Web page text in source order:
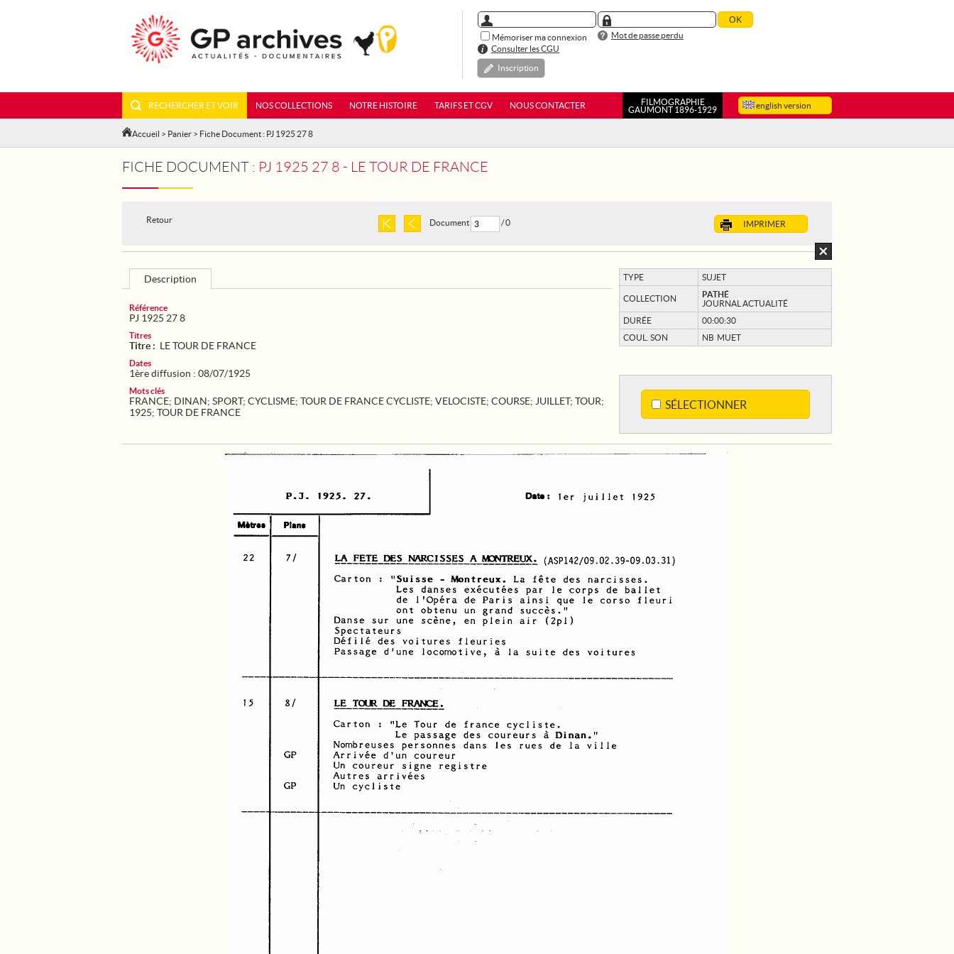
Mémoriser ma connexion
Mot de passe perdu
Consulter les CGU
Inscription
english version
RECHERCHER ET VOIR NOS COLLECTIONS NOTRE HISTOIRE TARIFS ET CGV NOUS CONTACTER
FILMOGRAPHIE
GAUMONT 1896-1929
Accueil > Panier > Fiche Document : PJ 1925 27 8
FICHE DOCUMENT : PJ 1925 27 8 - LE TOUR DE FRANCE
Retour IMPRIMER
Document / 0
TYPE SUJET
COLLECTION
PATHÉ
JOURNAL ACTUALITÉ
DURÉE
00:00:30
COUL. SON
NB MUET
SÉLECTIONNER
Description
Référence
PJ 1925 27 8
Titres
Titre : LE TOUR DE FRANCE
Dates
1ère diffusion : 08/07/1925
Mots clés
FRANCE; DINAN; SPORT; CYCLISME; TOUR DE FRANCE CYCLISTE; VELOCISTE; COURSE; JUILLET; TOUR;
1925; TOUR DE FRANCE